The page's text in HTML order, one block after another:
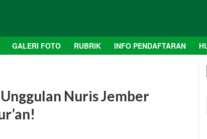
GALERI FOTO RUBRIK INFO PENDAFTARAN
Nuris Jember